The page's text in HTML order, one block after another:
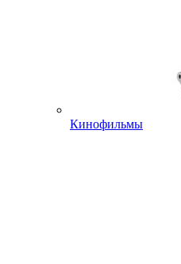
Кинофильмы